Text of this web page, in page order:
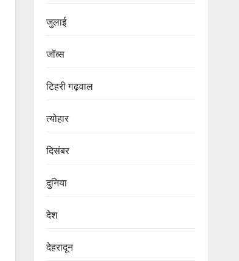
जुलाई
जॉब्स
टिहरी गढ़वाल
त्योहार
दिसंबर
दुनिया
देश
देहरादून